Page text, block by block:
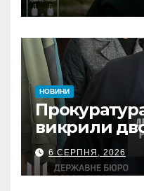
НОВИНИ
викрили
ДПС
ФОПа
6 СЕРПНЯ, 2026